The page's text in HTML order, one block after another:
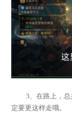
3、在路上，
定要更这样走哦。